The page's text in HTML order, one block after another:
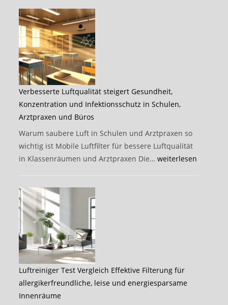
Luftreiniger
mit
Filter
schützen
können
Verbesserte Luftqualität steigert Gesundheit,
Konzentration und Infektionsschutz in Schulen,
Arztpraxen und Büros
Warum saubere Luft in Schulen und Arztpraxen so
wichtig ist Mobile Luftfilter für bessere Luftqualität
in Klassenräumen und Arztpraxen Die…Verbesserte
Arztpraxen
und
weiterlesen
Luftreiniger Test Vergleich Effektive Filterung für
allergikerfreundliche, leise und energiesparsame
Innenräume